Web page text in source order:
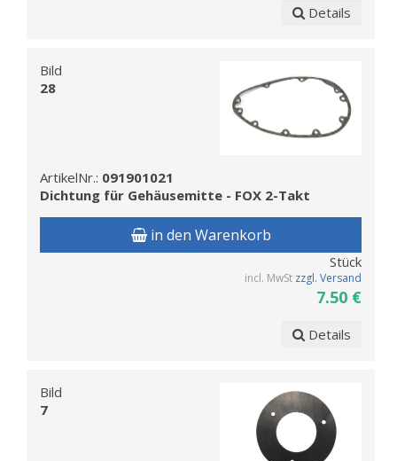
Details
Bild
28
ArtikelNr.: 091901021
Dichtung für Gehäusemitte - FOX 2-Takt
in den Warenkorb
Stück
incl. MwSt zzgl. Versand
7.50 €
Details
Bild
7